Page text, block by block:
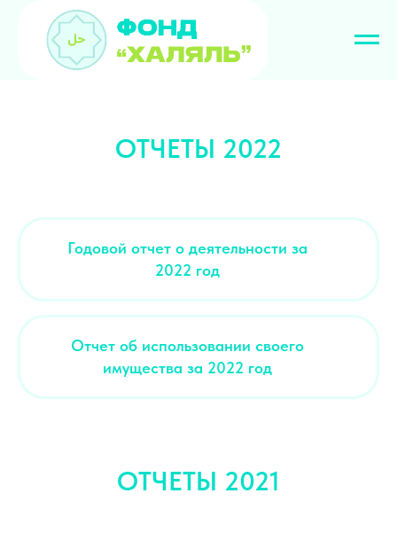
ОТЧЕТЫ 2022
Годовой отчет о деятельности за
2022 год
Отчет об использовании своего
имущества за 2022 год
ОТЧЕТЫ 2021